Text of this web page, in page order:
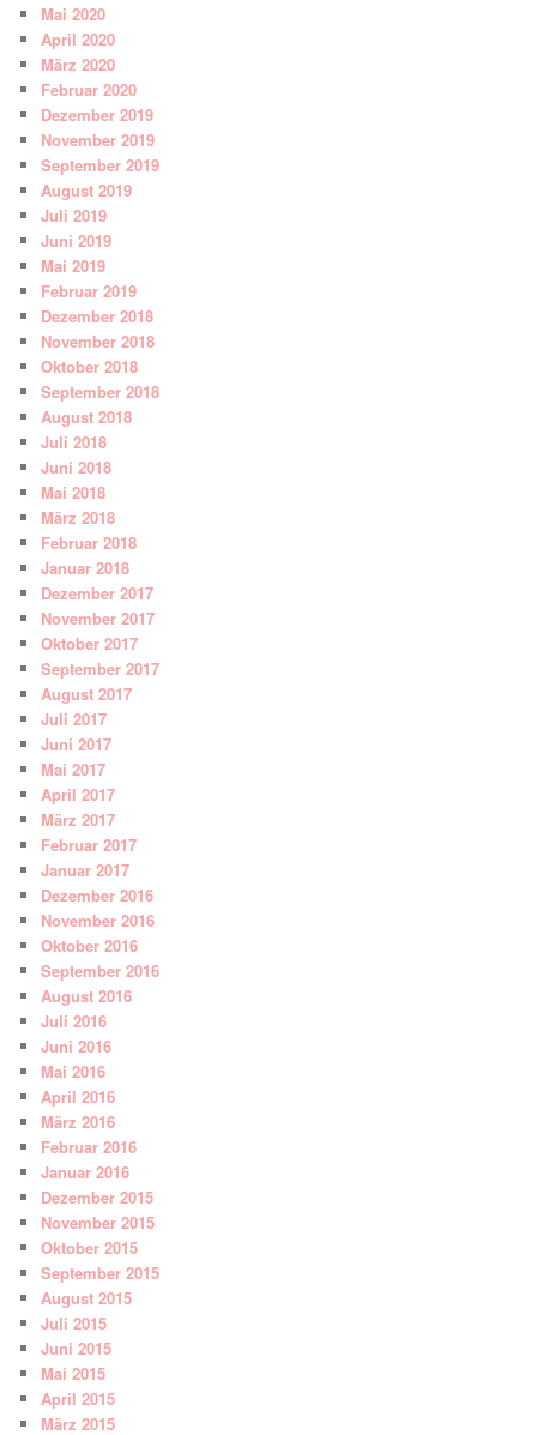
Mai 2020
April 2020
März 2020
Februar 2020
Dezember 2019
November 2019
September 2019
August 2019
Juli 2019
Juni 2019
Mai 2019
Februar 2019
Dezember 2018
November 2018
Oktober 2018
September 2018
August 2018
Juli 2018
Juni 2018
Mai 2018
März 2018
Februar 2018
Januar 2018
Dezember 2017
November 2017
Oktober 2017
September 2017
August 2017
Juli 2017
Juni 2017
Mai 2017
April 2017
März 2017
Februar 2017
Januar 2017
Dezember 2016
November 2016
Oktober 2016
September 2016
August 2016
Juli 2016
Juni 2016
Mai 2016
April 2016
März 2016
Februar 2016
Januar 2016
Dezember 2015
November 2015
Oktober 2015
September 2015
August 2015
Juli 2015
Juni 2015
Mai 2015
April 2015
März 2015